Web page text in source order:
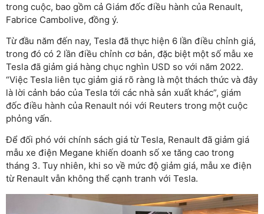
trong cuộc, bao gồm cả Giám đốc điều hành của Renault,
Fabrice Cambolive, đồng ý.
Từ đầu năm đến nay, Tesla đã thực hiện 6 lần điều chỉnh giá,
trong đó có 2 lần điều chỉnh cơ bản, đặc biệt một số mẫu xe
Tesla đã giảm giá hàng chục nghìn USD so với năm 2022.
“Việc Tesla liên tục giảm giá rõ ràng là một thách thức và đây
là lời cảnh báo của Tesla tới các nhà sản xuất khác”, giám
đốc điều hành của Renault nói với Reuters trong một cuộc
phỏng vấn.
Để đối phó với chính sách giá từ Tesla, Renault đã giảm giá
mẫu xe điện Megane khiến doanh số xe tăng cao trong
tháng 3. Tuy nhiên, khi so về mức độ giảm giá, mẫu xe điện
từ Renault vẫn không thể cạnh tranh với Tesla.